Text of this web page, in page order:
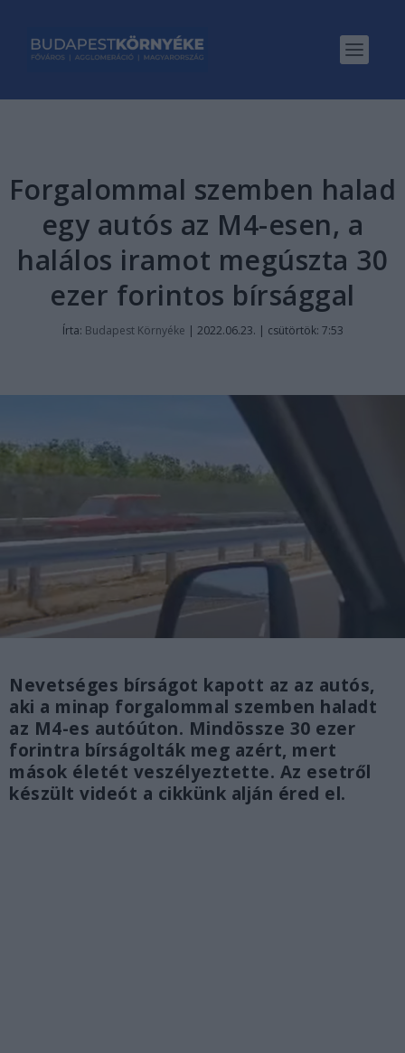
Forgalommal szemben halad
egy autós az M4-esen, a
halálos iramot megúszta 30
ezer forintos bírsággal
Írta: Budapest Környéke | 2022.06.23. | csütörtök: 7:53
Nevetséges bírságot kapott az az autós,
aki a minap forgalommal szemben haladt
az M4-es autóúton. Mindössze 30 ezer
forintra bírságolták meg azért, mert
mások életét veszélyeztette. Az esetről
készült videót a cikkünk alján éred el.